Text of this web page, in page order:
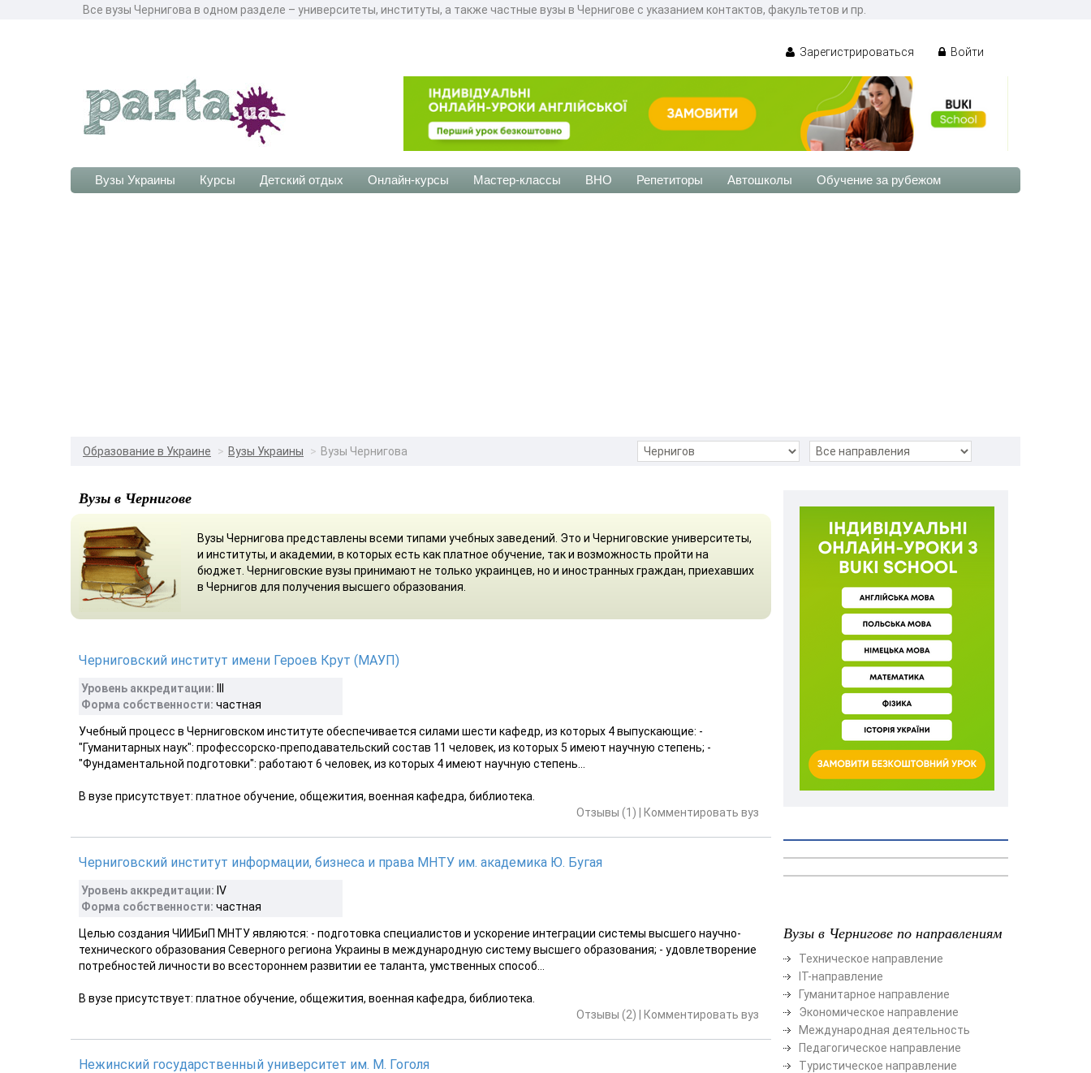
Все вузы Чернигова в одном разделе – университеты, институты, а также частные вузы в Чернигове с указанием контактов, факультетов и пр.
Зарегистрироваться Войти
Вузы Украины Курсы Детский отдых Онлайн-курсы Мастер-классы ВНО Репетиторы Автошколы Обучение за рубежом
Образование в Украине Вузы Украины Вузы Чернигова
Вузы в Чернигове
Вузы Чернигова представлены всеми типами учебных заведений. Это и Черниговские университеты,
и институты, и академии, в которых есть как платное обучение, так и возможность пройти на
бюджет. Черниговские вузы принимают не только украинцев, но и иностранных граждан, приехавших
в Чернигов для получения высшего образования.
Черниговский институт имени Героев Крут (МАУП)
Уровень аккредитации:
Форма собственности: частная
Учебный процесс в Черниговском институте обеспечивается силами шести кафедр, из которых 4 выпускающие: -
"Гуманитарных наук": профессорско-преподавательский состав 11 человек, из которых 5 имеют научную степень; -
"Фундаментальной подготовки": работают 6 человек, из которых 4 имеют научную степень...
В вузе присутствует: платное обучение, общежития, военная кафедра, библиотека.
Отзывы (1)
Комментировать вуз
Черниговский институт информации, бизнеса и права МНТУ им. академика Ю. Бугая
Уровень аккредитации: ІV
Форма собственности: частная
Целью создания ЧИИБиП МНТУ являются: - подготовка специалистов и ускорение интеграции системы высшего научно-
технического образования Северного региона Украины в международную систему высшего образования; - удовлетворение
потребностей личности во всестороннем развитии ее таланта, умственных способ...
В вузе присутствует: платное обучение, общежития, военная кафедра, библиотека.
Отзывы (2)
Комментировать вуз
Нежинский государственный университет им. М. Гоголя
Вузы в Чернигове по направлениям
Техническое направление
ІТ-направление
Гуманитарное направление
Экономическое направление
Международная деятельность
Педагогическое направление
Туристическое направление